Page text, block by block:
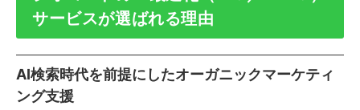
サービスが選ばれる理由
AI検索時代を前提にしたオーガニックマーケティ
ング支援